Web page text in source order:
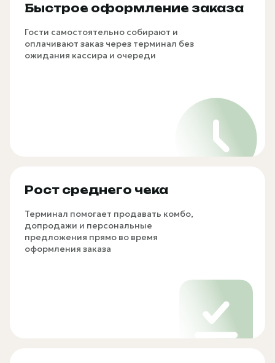
Быстрое оформление заказа
Гости самостоятельно собирают и
оплачивают заказ через терминал без
ожидания кассира и очереди
Рост среднего чека
Терминал помогает продавать комбо,
допродажи и персональные
предложения прямо во время
оформления заказа